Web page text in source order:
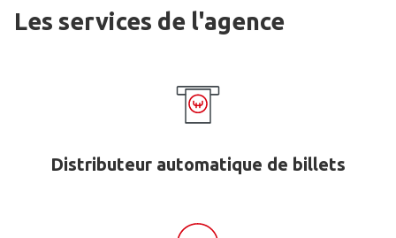
Les services de l'agence
Distributeur automatique de billets